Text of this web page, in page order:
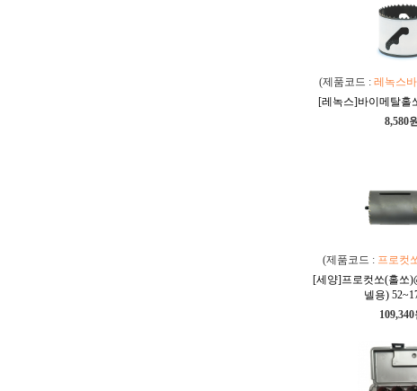
(제품코드 : 레녹스
[레녹스]바이메탈홀
8,580
(제품코드 : 프로컷
[세양]프로컷쏘(홀쏘
넬용)
109,340